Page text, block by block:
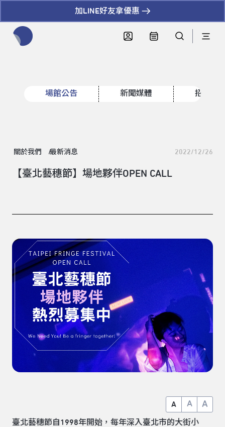
加LINE好友拿優惠
場館公告 新聞媒體 招標資
關於我們 最新消息 2022/12/26
【臺北藝穗節】場地夥伴OPEN CALL
A A A
臺北藝穗節自1998年開始，每年深入臺北市的大街小